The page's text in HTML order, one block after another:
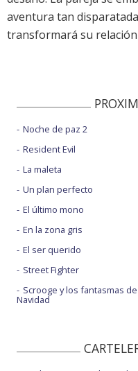
aventura tan
transformará su
Noche de paz 2
Resident Evil
La maleta
Un plan perfecto
El último mono
En la zona gris
El ser querido
Street Fighter
Scrooge y los fantasmas
Navidad